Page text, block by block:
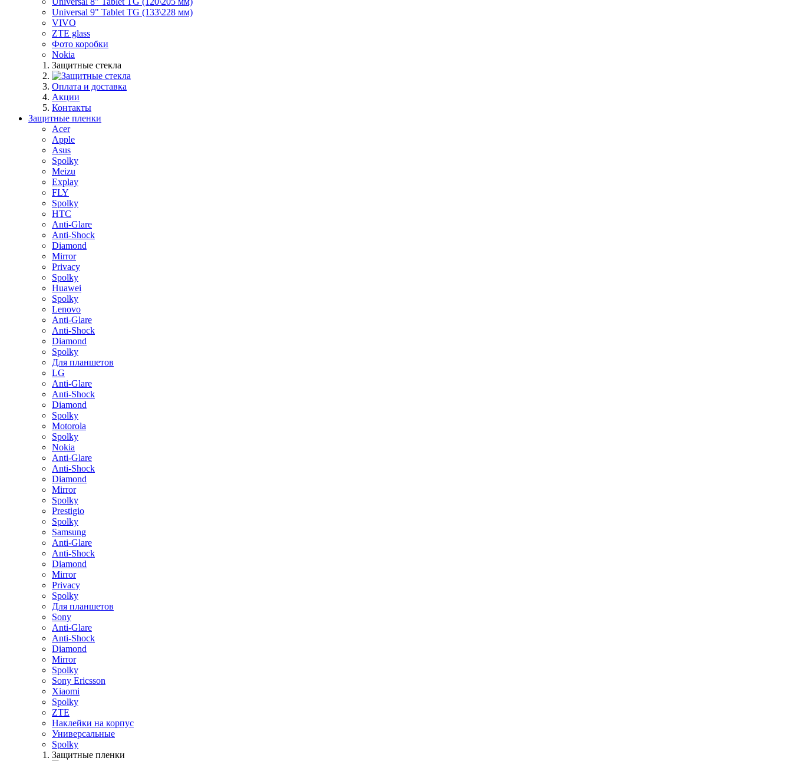
Universal 9" Tablet TG (133\228 мм)
VIVO
ZTE glass
Фото коробки
Nokia
Защитные стекла
Оплата и доставка
Акции
Контакты
Защитные пленки
Acer
Apple
Asus
Spolky
Meizu
Explay
FLY
Spolky
HTC
Anti-Glare
Anti-Shock
Diamond
Mirror
Privacy
Spolky
Huawei
Spolky
Lenovo
Anti-Glare
Anti-Shock
Diamond
Spolky
Для планшетов
LG
Anti-Glare
Anti-Shock
Diamond
Spolky
Motorola
Spolky
Nokia
Anti-Glare
Anti-Shock
Diamond
Mirror
Spolky
Prestigio
Spolky
Samsung
Anti-Glare
Anti-Shock
Diamond
Mirror
Privacy
Spolky
Для планшетов
Sony
Anti-Glare
Anti-Shock
Diamond
Mirror
Spolky
Sony Ericsson
Xiaomi
Spolky
ZTE
Наклейки на корпус
Универсальные
Spolky
Защитные пленки